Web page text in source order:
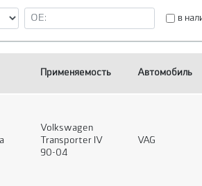
в
Применяемость Автомобиль
Volkswagen
Transporter IV
90-04
VAG